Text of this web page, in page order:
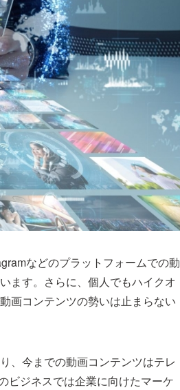
などのプラットフォームでの動
ます。さらに、個人でもハイクオ
画コンテンツの勢いは止まらない
、今までの動画コンテンツはテレ
ビジネスでは企業に向けたマーケ